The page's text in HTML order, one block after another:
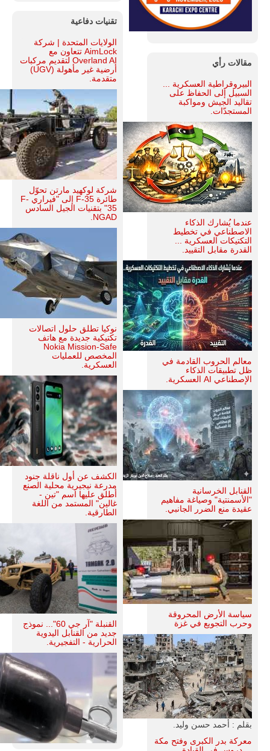
مقالات رأي
البيروقراطية العسكرية ...
السبيل إلى الحفاظ على
تقاليد الجيش ومواكبة
المستجدّات.
عندما يُشارك الذكاء
الاصطناعي في تخطيط
التكتيكات العسكرية ...
القدرة مقابل التقييد.
معالم الحروب القادمة في
ظل تطبيقات الذكاء
الإصطناعي AI العسكرية.
القنابل الخرسانية
"الأسمنتية" وصياغة مفاهيم
عقيدة منع الضرر الجانبي.
سياسة الأرض المحروقة
وحرب التجويع في غزة
بقلم : أحمد حسن وليد.
معركة بدر الكبرى وفتح مكة
تقنيات دفاعية
الولايات المتحدة | شركة
AimLock تتعاون مع
Overland AI لتقديم مركبات
أرضية غير مأهولة (UGV)
متقدمة.
شركة لوكهيد مارتن تحوّل
طائرة F-35 إلى "فيراري F-
35" بتقنيات الجيل السادس
NGAD.
نوكيا تطلق حلول اتصالات
تكتيكية جديدة مع هاتف
Nokia Mission-Safe
المخصص للعمليات
العسكرية.
الكشف عن أول ناقلة جنود
مدرعة نيجيرية محلية الصنع
أطلق عليها اسم "تين -
غالين" المستمد من اللغة
الطارقية.
القنبلة "آر جي 60"... نموذج
جديد من القنابل اليدوية
الحرارية - التفجيرية.